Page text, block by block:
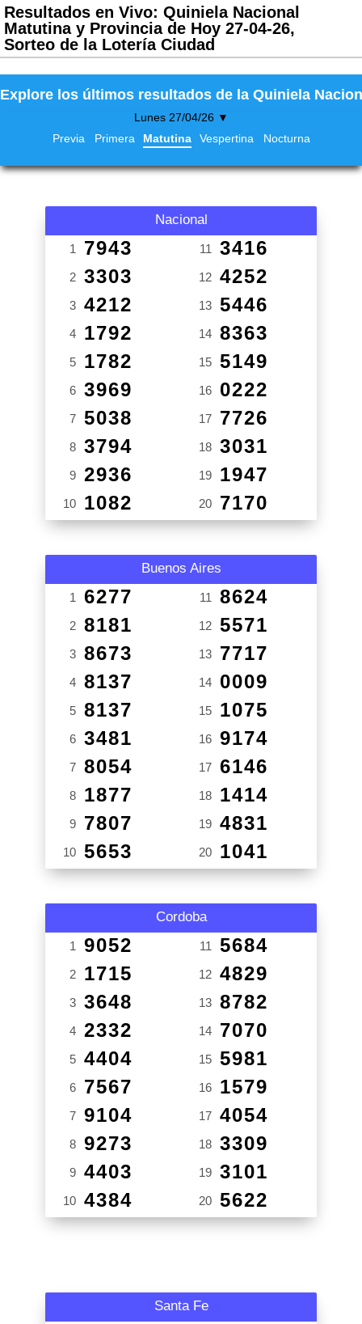
Resultados en Vivo: Quiniela Nacional
Matutina y Provincia de Hoy 27-04-26,
Sorteo de la Lotería Ciudad
Explore los últimos resultados de la Quiniela
Lunes 27/04/26 ▼
Previa
Primera Matutina Vespertina Nocturna
Nacional
1 7943
2 3303
3 4212
4 1792
5 1782
6 3969
7 5038
8 3794
9 2936
10 1082
11 3416
12 4252
13 5446
14 8363
15 5149
16 0222
17 7726
18 3031
19 1947
20 7170
Buenos Aires
1 6277
2 8181
3 8673
4 8137
5 8137
6 3481
7 8054
8 1877
9 7807
10 5653
11 8624
12 5571
13 7717
14 0009
15 1075
16 9174
17 6146
18 1414
19 4831
20 1041
Cordoba
1 9052
2 1715
3 3648
4 2332
5 4404
6 7567
7 9104
8 9273
9 4403
10 4384
11 5684
12 4829
13 8782
14 7070
15 5981
16 1579
17 4054
18 3309
19 3101
20 5622
Santa Fe